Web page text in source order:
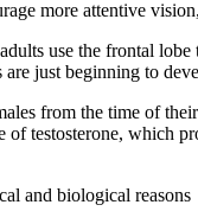
more attentive
use the frontal lobe
are just beginning to
from the time of
of testosterone, which
and biological reasons